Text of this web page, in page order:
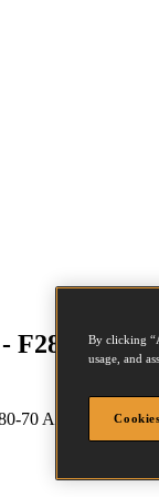
70 ANILLADO
By clicking
usage, and